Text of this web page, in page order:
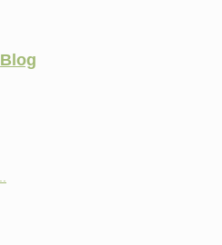
Blog